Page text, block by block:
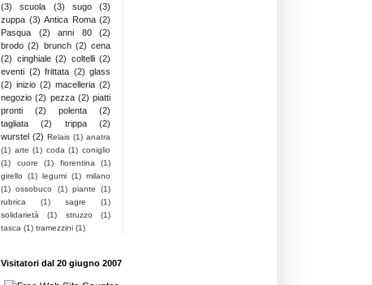
(3)
scuola (3) sugo
(3)
zuppa (3) Antica Roma (2)
Pasqua
(2) anni 80
(2)
brodo (2) brunch (2) cena
(2) cinghiale (2) coltelli (2)
eventi (2) frittata (2) glass
(2) inizio (2) macelleria (2)
negozio (2) pezza (2) piatti
pronti
(2) polenta
(2)
tagliata
(2) trippa
(2)
wurstel (2) Relais (1) anatra
(1) arte (1) coda (1) coniglio
(1)
cuore (1) fiorentina
(1)
girello
(1) legumi (1) milano
(1) ossobuco (1) piante
(1)
rubrica
(1) sagre
(1)
solidarietà
(1) struzzo
(1)
tasca (1) tramezzini (1)
Visitatori dal 20 giugno 2007